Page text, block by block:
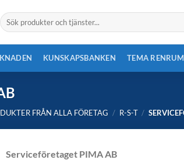
Search
for:
KUNSKAPSBANKEN TEMA
FRÅN ALLA FÖRETAG / R-S-T /
Serviceföretaget PIMA AB